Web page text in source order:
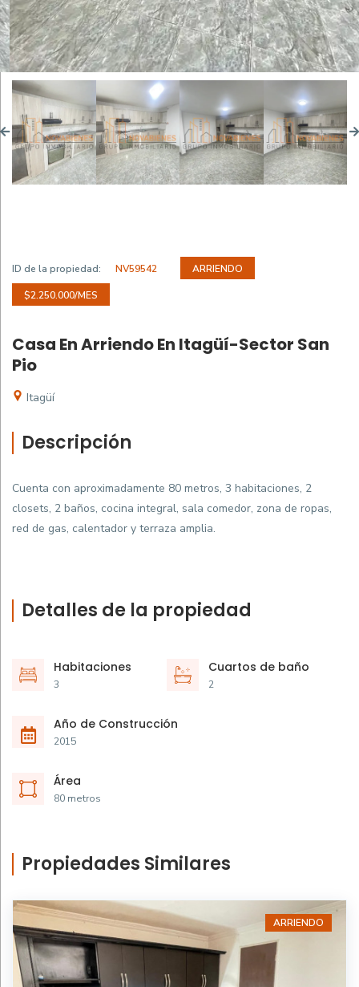
ID de la propiedad: NV59542 ARRIENDO
$2.250.000/MES
Casa En Arriendo En Itagüí-Sector San
Pio
Itagüí
Descripción
Cuenta con aproximadamente 80 metros, 3 habitaciones, 2
closets, 2 baños, cocina integral, sala comedor, zona de ropas,
red de gas, calentador y terraza amplia.
Detalles de la propiedad
Habitaciones
3
Cuartos de baño
2
Año de Construcción
2015
Área
80 metros
Propiedades Similares
ARRIENDO